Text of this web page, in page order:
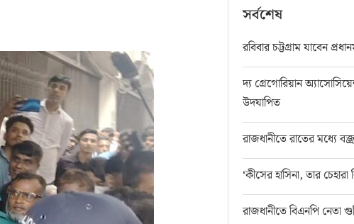
সর্বশেষ
রবিবার চট্টগ্রাম যাবেন
দ্য গ্রেগোরিয়ান
উদযাপিত
রাজধানীতে রাতের মধ্যে
‘কীসের হাসিনা, তার
রাজধানীতে বিএনপি নেতা